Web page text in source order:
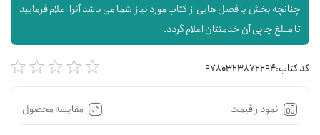
چنانچه بخش یا فصل هایی از کتاب مورد نیاز شما می باشد آنرا اعلام فرمایید
تا مبلغ چاپی آن خدمتتان اعلام گردد.
کد کتاب:9780323872294
نمودار قیمت مقایسه محصول